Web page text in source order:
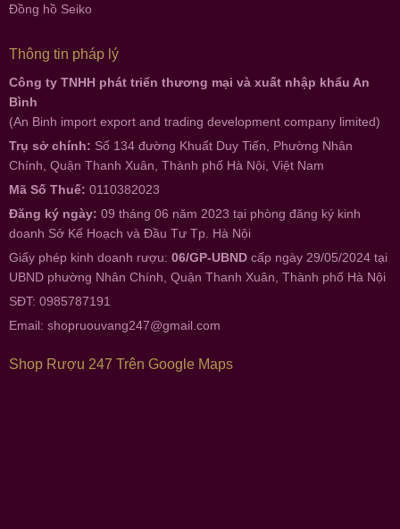
Đồng hồ Seiko
Thông tin pháp lý
Công ty TNHH phát triển thương mại và xuất nhập khẩu An
Bình
(An Binh import export and trading development company limited)
Trụ sở chính: Số 134 đường Khuất Duy Tiến, Phường Nhân
Chính, Quận Thanh Xuân, Thành phố Hà Nội, Việt Nam
Mã Số Thuế: 0110382023
Đăng ký ngày: 09 tháng 06 năm 2023 tại phòng đăng ký kinh
doanh Sở Kế Hoạch và Đầu Tư Tp. Hà Nội
Giấy phép kinh doanh rượu: 06/GP-UBND cấp ngày 29/05/2024 tại
UBND phường Nhân Chính, Quận Thanh Xuân, Thành phố Hà Nội
SĐT: 0985787191
Email: shopruouvang247@gmail.com
Shop Rượu 247 Trên Google Maps